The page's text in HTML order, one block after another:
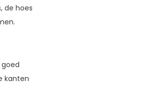
de hoes
kanten